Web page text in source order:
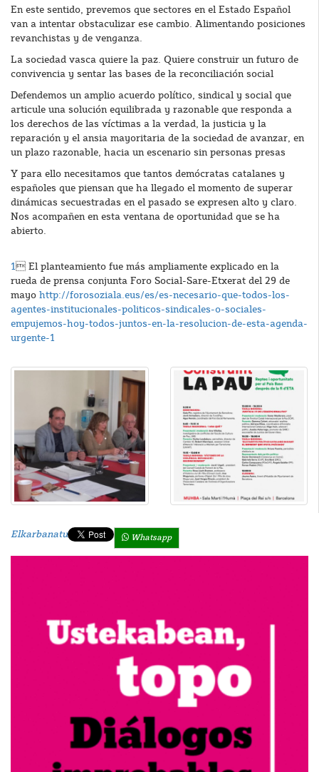
En este sentido, prevemos que sectores en el Estado Español
van a intentar obstaculizar ese cambio. Alimentando posiciones
revanchistas y de venganza.
La sociedad vasca quiere la paz. Quiere construir un futuro de
convivencia y sentar las bases de la reconciliación social
Defendemos un amplio acuerdo político, sindical y social que
articule una solución equilibrada y razonable que responda a
los derechos de las víctimas a la verdad, la justicia y la
reparación y el ansia mayoritaria de la sociedad de avanzar, en
un plazo razonable, hacia un escenario sin personas presas
Y para ello necesitamos que tantos demócratas catalanes y
españoles que piensan que ha llegado el momento de superar
dinámicas secuestradas en el pasado se expresen alto y claro.
Nos acompañen en esta ventana de oportunidad que se ha
abierto.
1 El planteamiento fue más ampliamente explicado en la
rueda de prensa conjunta Foro Social-Sare-Etxerat del 29 de
mayo http://forosoziala.eus/es/es-necesario-que-todos-los-
agentes-institucionales-politicos-sindicales-o-sociales-
empujemos-hoy-todos-juntos-en-la-resolucion-de-esta-agenda-
urgente-1
Elkarbanatu Whatsapp